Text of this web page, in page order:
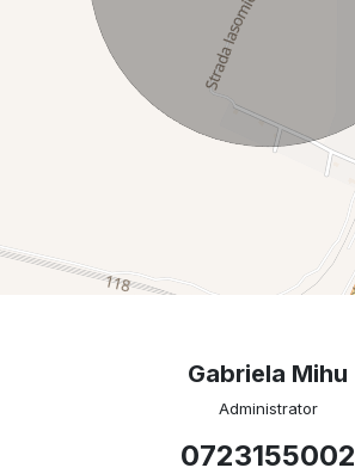
Gabriela Mihu
Administrator
0723155002